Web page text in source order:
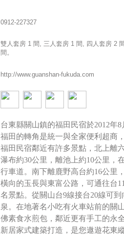
0912-227327
雙人套房 1 間, 三人套房 1 間, 四人套房 2
間。
http://www.guanshan-fukuda.com
台東縣關山鎮的福田民宿於2012年
福田的轉角是統一與全家便利超商
福田民宿鄰近有許多景點，北上離
瀑布約30公里，離池上約10公里，
行車道。南下離鹿野高台約16公里
橫向的玉長與東富公路，可通往台
名景點。從關山台9線接台20線可
泉。在地著名小吃有火車站前的關
佛素食水煎包，鄰近更有手工的永
新居家式建築打造，是您遨遊花東